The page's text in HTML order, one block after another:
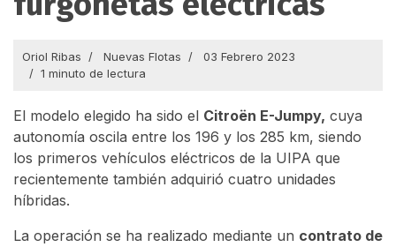
Oriol Ribas Nuevas Flotas
03 Febrero 2023
1 minuto de lectura
El modelo elegido ha sido el Citroën E-Jumpy, cuya
autonomía oscila entre los 196 y los 285 km, siendo
los primeros vehículos eléctricos de la UIPA que
recientemente también adquirió cuatro unidades
híbridas.
La operación se ha realizado mediante un contrato de